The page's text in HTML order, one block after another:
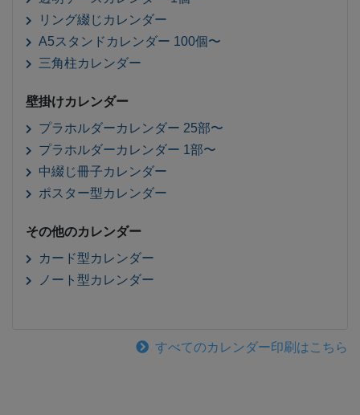
リング綴じカレンダー
A5スタンドカレンダー 100個〜
三角柱カレンダー
壁掛けカレンダー
プラホルダーカレンダー 25部〜
プラホルダーカレンダー 1部〜
中綴じ冊子カレンダー
ポスター型カレンダー
その他のカレンダー
カード型カレンダー
ノート型カレンダー
すべてのカレンダー印刷はこちら